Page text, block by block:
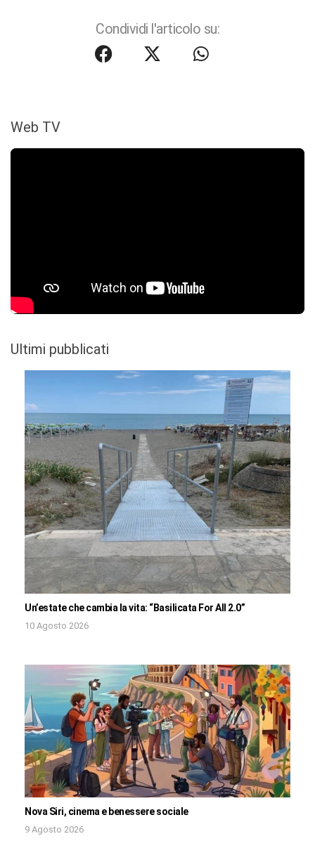
Condividi l'articolo su:
Web TV
Ultimi pubblicati
Un’estate che cambia la vita: “Basilicata For All 2.0”
10 Agosto 2026
Nova Siri, cinema e benessere sociale
9 Agosto 2026